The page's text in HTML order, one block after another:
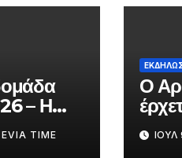
– Η
EVIA TIME
Ο
μεΙΟΎΛ